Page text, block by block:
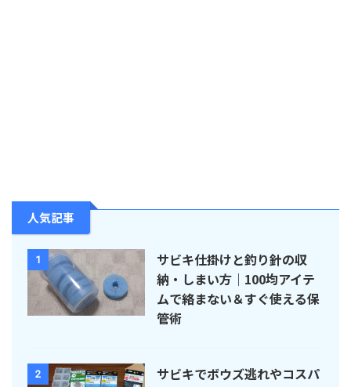
人気記事
1
サビキ仕掛けと釣り針の収
納・しまい方｜100均アイテ
ムで絡まない＆すぐ使える保
管術
2
サビキでボウズ逃れやコスパ